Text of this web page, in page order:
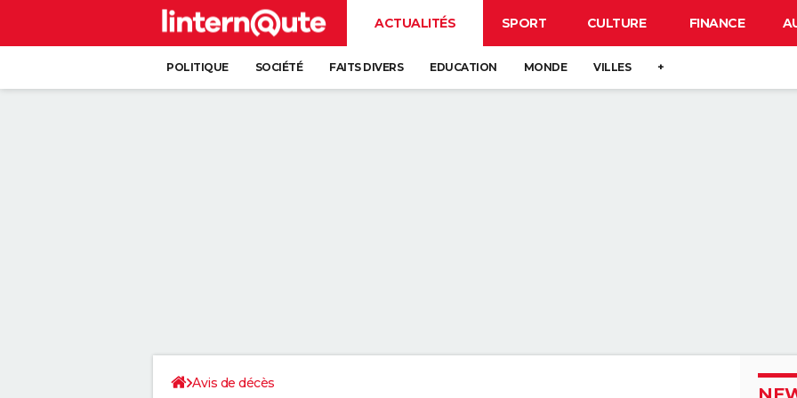
ACTUALITÉS SPORT CULTURE FINANCE
POLITIQUE SOCIÉTÉ FAITS DIVERS EDUCATION MONDE VILLES +
Avis de décès